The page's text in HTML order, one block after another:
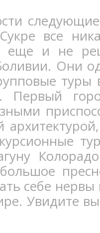
все
еще и не
Они
Первый
себе нервы
Увидите